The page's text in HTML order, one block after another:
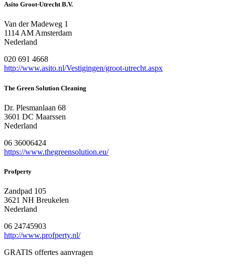
Asito Groot-Utrecht B.V.
Van der Madeweg 1
1114 AM Amsterdam
Nederland
020 691 4668
http://www.asito.nl/Vestigingen/groot-utrecht.aspx
The Green Solution Cleaning
Dr. Plesmanlaan 68
3601 DC Maarssen
Nederland
06 36006424
https://www.thegreensolution.eu/
Profperty
Zandpad 105
3621 NH Breukelen
Nederland
06 24745903
http://www.profperty.nl/
GRATIS offertes aanvragen